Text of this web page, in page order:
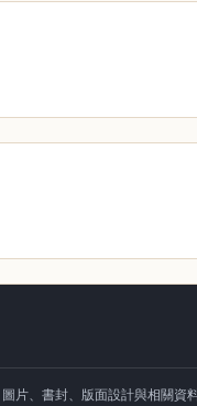
片、書封、版面設計與相關資